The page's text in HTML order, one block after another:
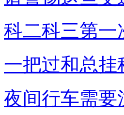
科二科三第一
一把过和总
夜间行车需要